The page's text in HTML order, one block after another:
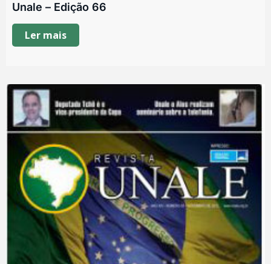
Unale – Edição 66
Ler mais